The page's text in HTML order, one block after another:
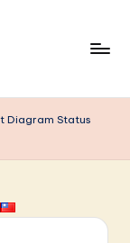
Diagram Status